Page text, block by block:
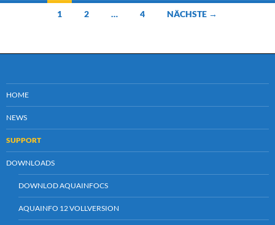
Beitragsnavigation
1 2 … 4 NÄCHSTE →
HOME
NEWS
SUPPORT
DOWNLOADS
DOWNLOD AQUAINFOCS
AQUAINFO 12 VOLLVERSION